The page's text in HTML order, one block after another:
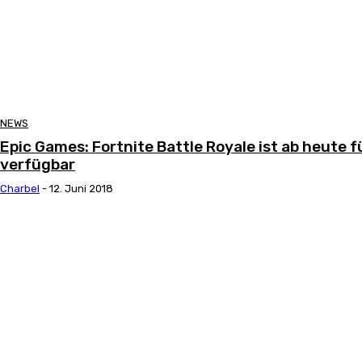
NEWS
Epic Games: Fortnite Battle Royale ist ab heute
verfügbar
Charbel - 12. Juni 2018